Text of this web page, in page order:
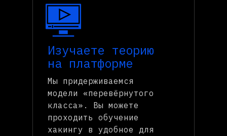
Изучаете теорию
на платформе
Мы придерживаемся
модели «перевёрнутого
класса». Вы можете
проходить обучение
хакингу в удобное для